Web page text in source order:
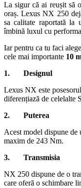
La sigur că ai reușit să
oraș. Lexus NX 250
sa calitate raportată la
îmbină luxul cu
Iar pentru ca tu faci
cele mai importante 10
1. Designul
Lexus NX este
diferențiază de celelalte
2. Puterea
Acest model dispune de
maxim de 243 Nm.
3. Transmisia
NX 250 dispune de o
care oferă o schimbare